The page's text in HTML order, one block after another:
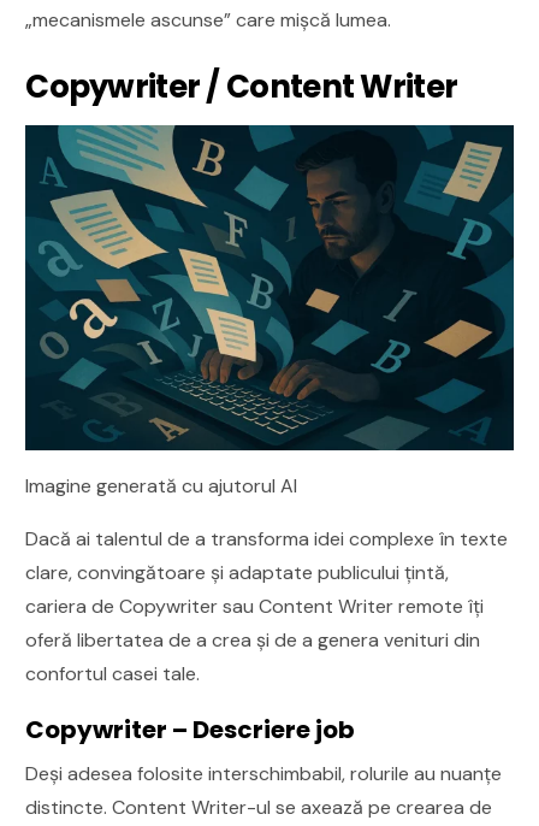
„mecanismele ascunse” care mișcă lumea.
Copywriter / Content Writer
Imagine generată cu ajutorul AI
Dacă ai talentul de a transforma idei complexe în texte
clare, convingătoare și adaptate publicului țintă,
cariera de Copywriter sau Content Writer remote îți
oferă libertatea de a crea și de a genera venituri din
confortul casei tale.
Copywriter – Descriere job
Deși adesea folosite interschimbabil, rolurile au nuanțe
distincte. Content Writer-ul se axează pe crearea de